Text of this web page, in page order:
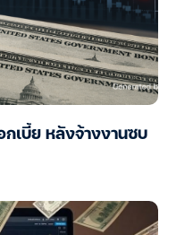
เบี้ย หลังจ้างงานซบ